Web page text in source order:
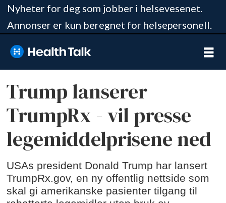
Nyheter for deg som jobber i helsevesenet.
Annonser er kun beregnet for helsepersonell.
Trump lanserer
TrumpRx - vil presse
legemiddelprisene ned
USAs president Donald Trump har lansert
TrumpRx.gov, en ny offentlig nettside som
skal gi amerikanske pasienter tilgang til